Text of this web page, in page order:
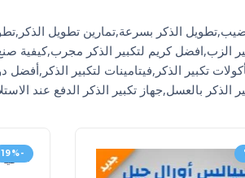
الذكر بسرعة,تمارين تطويل
الزب,افضل كريم لتكبير الذكر مجرب,كيفية
تكبير الذكر,فيتامينات لتكبير
الذكر بالعسل,جهاز تكبير الذكر الدفع عند
-19%